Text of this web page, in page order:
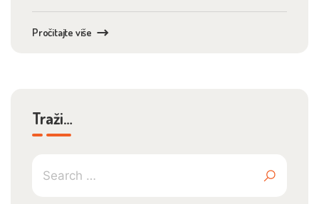
Pročitajte više
Traži…